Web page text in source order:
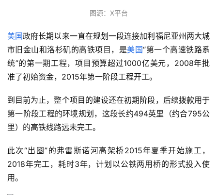
图源：X平台
美国政府长期以来一直在规划一段连接加利福尼亚州两大城
市旧金山和洛杉矶的高铁项目，是美国“第一个高速铁路系
统”的第一期工程，项目预算超过1000亿美元，2008年批
准了初始资金，2015年第一阶段工程开工。
到目前为止，整个项目的建设还在初期阶段，后续拨款用于
第一阶段工程的环境规划，这段长约494英里（约合795公
里）的高铁线路远未完工。
此次“出圈”的弗雷斯诺河高架桥2015年夏季开始施工，
2018年完工，耗时3年，计划以公铁两用桥的形式投入使
用。